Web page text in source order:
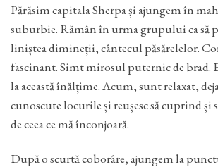
Părăsim capitala Sherpa și ajungem în
suburbie. Rămân în urma grupului ca să
liniștea dimineții, cântecul păsărelelor.
fascinant. Simt mirosul puternic de brad.
la această înălțime. Acum, sunt relaxat,
cunoscute locurile și reușesc să cuprind și
de ceea ce mă înconjoară.
După o scurtă coborâre, ajungem la